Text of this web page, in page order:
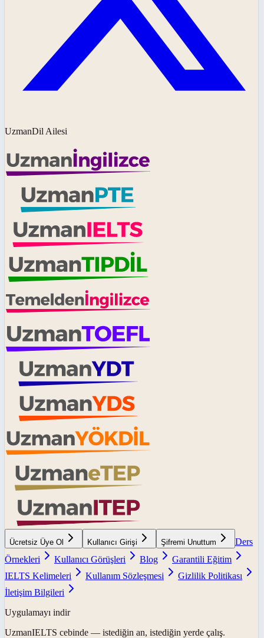
UzmanDil Ailesi
Ücretsiz Üye Ol Kullanıcı Girişi Şifremi Unuttum
Ders
Örnekleri
Kullanıcı Görüşleri Blog
Garantili Eğitim
IELTS Kelimeleri
Kullanım Sözleşmesi
Gizlilik Politikası
İletişim Bilgileri
Uygulamayı indir
UzmanIELTS cebinde — istediğin an, istediğin yerde çalış.